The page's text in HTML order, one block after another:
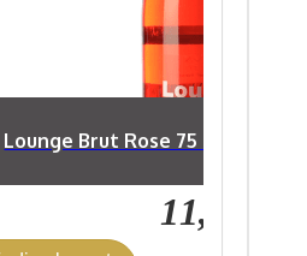
Pocapena Cava Brut Nature 75 cl